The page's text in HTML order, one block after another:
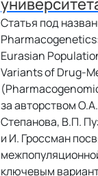
Статья под
Eurasian
Variants of Drug-
за авторством
Степанова, В.П.
и И. Гроссман
ключевым